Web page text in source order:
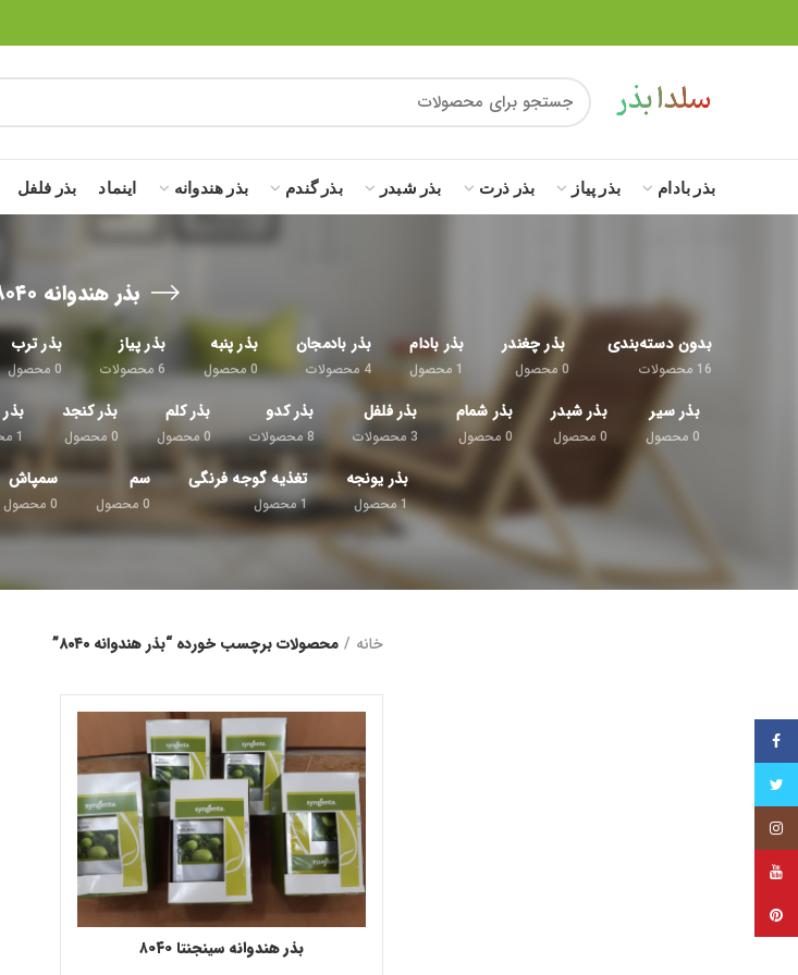
بذر بادام بذر پیاز بذر ذرت بذر شبدر بذر گندم بذر هندوانه اینماد بذر فلفل
بذر هندوانه ۸۰۴۰
بدون دسته‌بندی
16 محصولات
بذر چغندر
0 محصول
بذر بادام
1 محصول
بذر بادمجان
4 محصولات
بذر پنبه
0 محصول
بذر پیاز
6 محصولات
بذر ترب
0 محصول
بذر سیر
0 محصول
بذر شبدر
0 محصول
بذر شمام
0 محصول
بذر فلفل
3 محصولات
بذر کدو
8 محصولات
بذر کلم
0 محصول
بذر کنجد
0 محصول 1
بذر یونجه
1 محصول
تغذیه گوجه فرنگی
1 محصول
سم
0 محصول
سمپاش
0 محصول
خانه محصولات برچسب خورده “بذر هندوانه ۸۰۴۰”
بذر هندوانه سینجنتا ۸۰۴۰